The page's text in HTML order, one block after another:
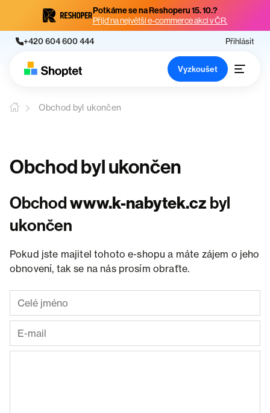
Potkáme se na Reshoperu 15. 10.?
Přijď na největší e-commerce akci v ČR.
+420 604 600 444 Přihlásit
Vyzkoušet
Obchod byl ukončen
Obchod byl ukončen
Obchodwww.k-nabytek.cz byl
ukončen
Pokud jste majitel tohoto e-shopu a máte zájem o jeho
obnovení, tak se na nás prosím obraťte.